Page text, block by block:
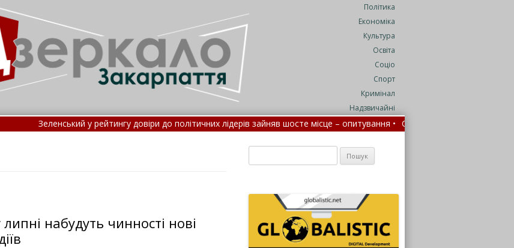
Політика
Економіка
Культура
Освіта
Соціо
Спорт
Кримінал
Надзвичайні
у рейтингу довіри до політичних лідерів зайняв шосте місце – опитування •
Село на Закарпатті у жалобі за полеглим
госпіталізації: потрапити до лікарні стане складніше• На Закарпатті водність річок цього літа впала до
набудуть чинності нові